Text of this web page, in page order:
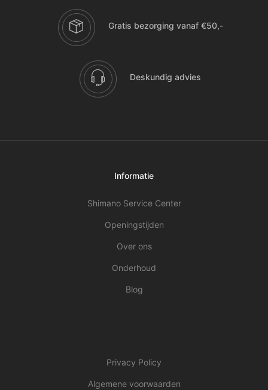
Gratis bezorging vanaf €50,-
Deskundig advies
Informatie
Shimano Service Center
Openingstijden
Over ons
Onderhoud
Blog
Privacy Policy
Algemene voorwaarden